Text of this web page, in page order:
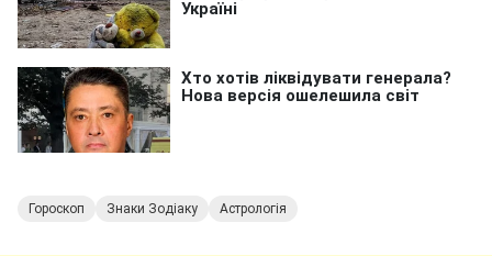
Гороскоп Знаки Зодіаку Астрологія